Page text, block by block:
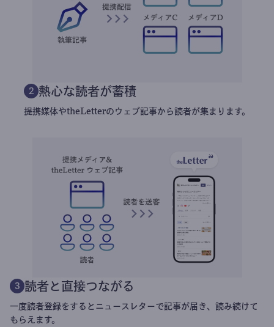
2 熱心な読者が蓄積
提携媒体やtheLetterのウェブ記事から読者が集まります。
3 読者と直接つながる
一度読者登録をするとニュースレターで記事が届き、読み続けて
もらえます。